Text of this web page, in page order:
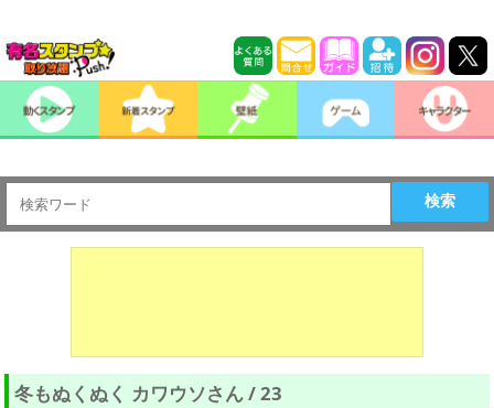
検索
冬もぬくぬく カワウソさん / 23